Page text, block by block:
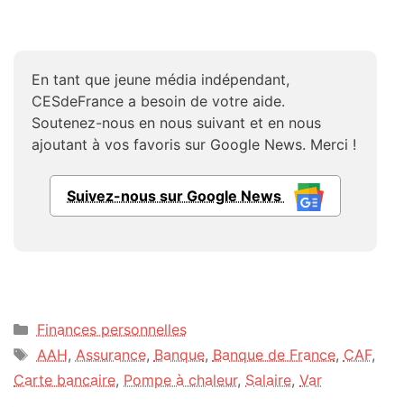
En tant que jeune média indépendant,
CESdeFrance a besoin de votre aide.
Soutenez-nous en nous suivant et en nous
ajoutant à vos favoris sur Google News. Merci !
Suivez-nous sur Google News
Catégories
Finances personnelles
Étiquettes
AAH, Assurance, Banque, Banque de France, CAF,
Carte bancaire, Pompe à chaleur, Salaire, Var